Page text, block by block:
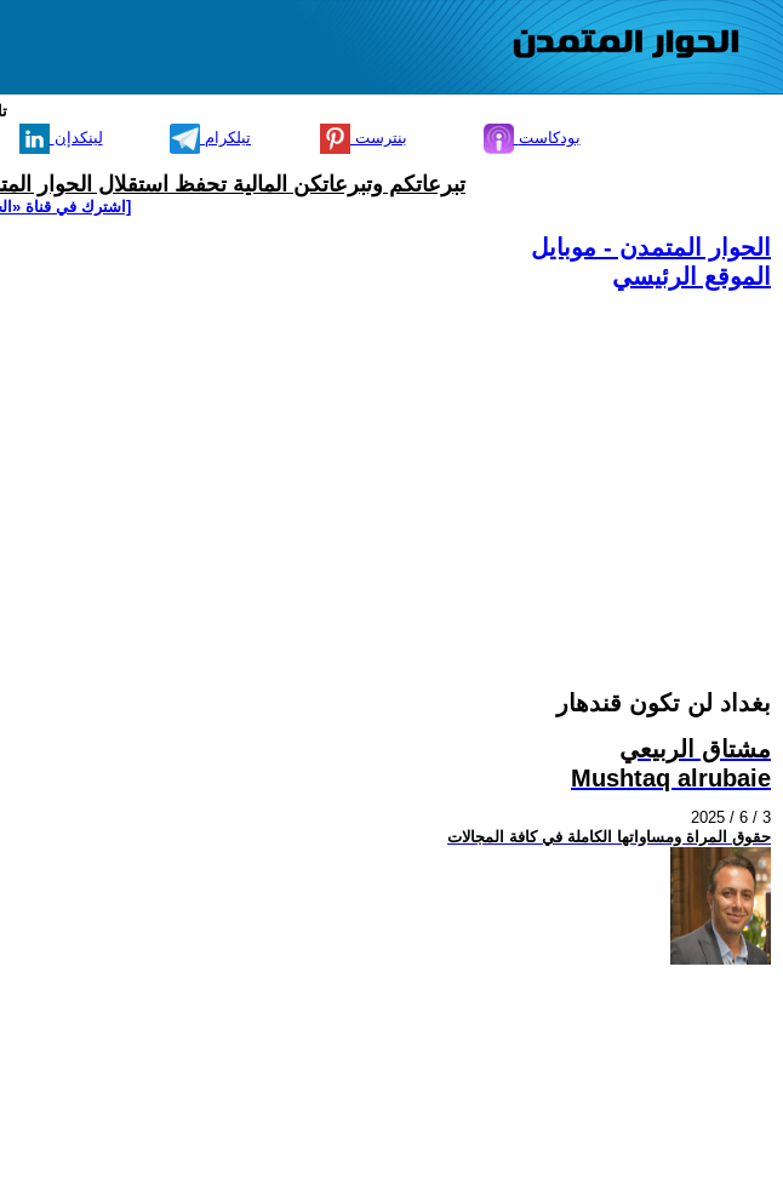
لينكدإن تيلكرام بنترست بودكاست
تبرعاتكم وتبرعاتكن المالية تحفظ استقلال الحوار
[اشترك في قناة
الحوار المتمدن - موبايل
الموقع الرئيسي
بغداد لن تكون قندهار
مشتاق الربيعي
Mushtaq alrubaie
2025 / 6 / 3
حقوق المراة ومساواتها الكاملة في كافة المجالات